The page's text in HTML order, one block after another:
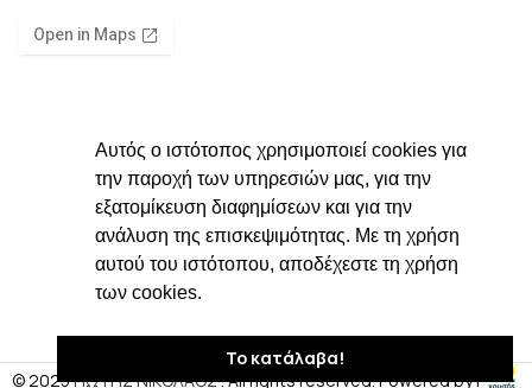
Αυτός ο ιστότοπος χρησιμοποιεί cookies για
την παροχή των υπηρεσιών μας, για την
εξατομίκευση διαφημίσεων και για την
ανάλυση της επισκεψιμότητας. Με τη χρήση
αυτού του ιστότοπου, αποδέχεστε τη χρήση
των cookies.
Το κατάλαβα!
© 2025ΓΙΩΤΗΣ ΝΙΚΟΛΑΟΣ. All rights reserved. Powered by |